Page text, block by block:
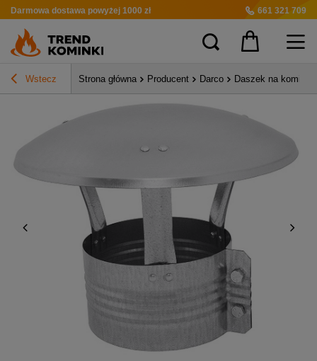
Darmowa dostawa powyżej 1000 zł 661 321 709
Wstecz Strona główna Producent Darco Daszek na komin